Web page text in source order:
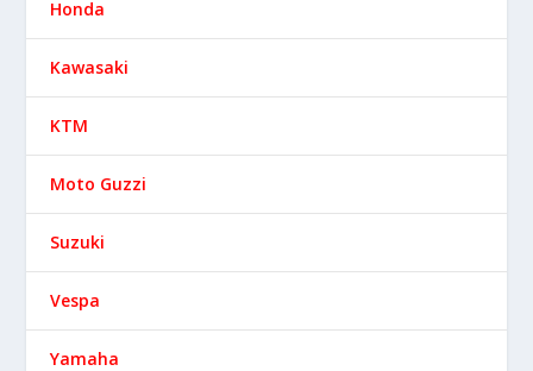
Honda
Kawasaki
KTM
Moto Guzzi
Suzuki
Vespa
Yamaha